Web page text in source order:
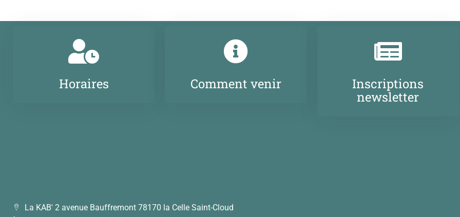
Horaires Comment venir
Inscriptions
newsletter
La KAB' 2 avenue Bauffremont 78170 la Celle Saint-Cloud